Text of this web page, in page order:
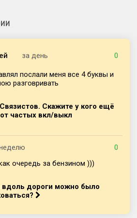
за день 0
послали меня все 4 буквы и
разговривать
Скажите у кого ещё
частых вкл/выкл
0
очередь за бензином )))
вдоль дороги можно было